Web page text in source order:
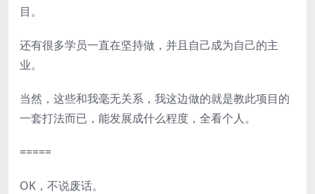
目。
还有很多学员一直在坚持做，并且自己成为自己的主
业。
当然，这些和我毫无关系，我这边做的就是教此项目的
一套打法而已，能发展成什么程度，全看个人。
=====
OK，不说废话。